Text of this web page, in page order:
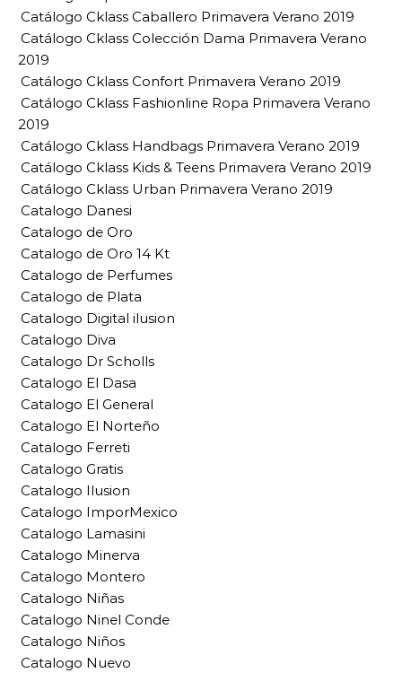
Catálogo Cklass Caballero Primavera Verano 2019
Catálogo Cklass Colección Dama Primavera Verano
2019
Catálogo Cklass Confort Primavera Verano 2019
Catálogo Cklass Fashionline Ropa Primavera Verano
2019
Catálogo Cklass Handbags Primavera Verano 2019
Catálogo Cklass Kids & Teens Primavera Verano 2019
Catálogo Cklass Urban Primavera Verano 2019
Catalogo Danesi
Catalogo de Oro
Catalogo de Oro 14 Kt
Catalogo de Perfumes
Catalogo de Plata
Catalogo Digital ilusion
Catalogo Diva
Catalogo Dr Scholls
Catalogo El Dasa
Catalogo El General
Catalogo El Norteño
Catalogo Ferreti
Catalogo Gratis
Catalogo Ilusion
Catalogo ImporMexico
Catalogo Lamasini
Catalogo Minerva
Catalogo Montero
Catalogo Niñas
Catalogo Ninel Conde
Catalogo Niños
Catalogo Nuevo